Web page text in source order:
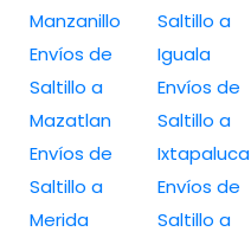
Manzanillo
Envíos de
Saltillo a
Mazatlan
Envíos de
Saltillo a
Merida
Saltillo a
Iguala
Envíos de
Saltillo a
Ixtapaluca
Envíos de
Saltillo a